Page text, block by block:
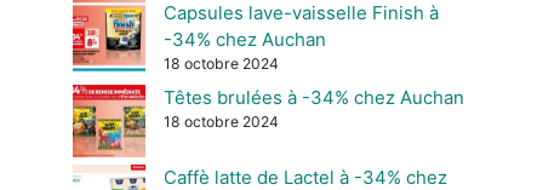
Capsules lave-vaisselle Finish à
-34% chez Auchan
18 octobre 2024
Têtes brulées à -34% chez Auchan
18 octobre 2024
Caffè latte de Lactel à -34% chez